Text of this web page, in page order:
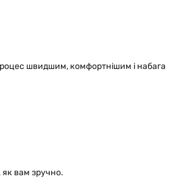
швидшим, комфортнішим і набагато
як вам зручно.